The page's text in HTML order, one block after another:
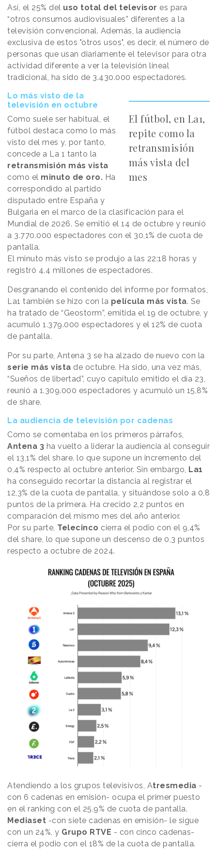
Así, el 25% del uso total del televisor es para
“otros consumos audiovisuales” diferentes a la
televisión convencional. Además, la audiencia
exclusiva de estos "otros usos", es decir, el número de
personas que usan diariamente el televisor para otra
actividad diferente a ver la televisión lineal
tradicional, ha sido de 3.430.000 espectadores.
El fútbol, en La1,
repite como la
retransmisión
más vista del
mes
Lo más visto de la
televisión en octubre
Como suele ser habitual, el
fútbol destaca como lo más
visto del mes y, por tanto,
concede a La 1 tanto la
retransmisión más vista
como el minuto de oro. Ha
correspondido al partido
disputado entre España y
Bulgaria en el marco de la clasificación para el
Mundial de 2026. Se emitió el 14 de octubre y reunió
a 3.770.000 espectadores con el 30,1% de cuota de
pantalla.
El minuto más visto se produjo a las 22:18 horas y
registró 4,4 millones de espectadores.
Desgranando el contenido del informe por formatos,
La1 también se hizo con la película más vista. Se
ha tratado de “Geostorm”, emitida el 19 de octubre, y
acumuló 1.379.000 espectadores y el 12% de cuota
de pantalla.
Por su parte, Antena 3 se ha alzado de nuevo con la
serie más vista de octubre. Ha sido, una vez más,
“Sueños de libertad”, cuyo capítulo emitido el día 23,
reunió a 1.309.000 espectadores y acumuló un 15,8%
de share.
La audiencia de televisión por cadenas
Como se comentaba en los primeros párrafos,
Antena 3 ha vuelto a liderar la audiencia al conseguir
el 13,1% del share. lo que supone un incremento del
0,4% respecto al octubre anterior. Sin embargo, La1
ha conseguido recortar la distancia al registrar el
12,3% de la cuota de pantalla, y situándose solo a 0,8
puntos de la primera. Ha crecido 2,2 puntos en
comparación del mismo mes del año anterior.
Por su parte, Telecinco cierra el podio con el 9,4%
del share, lo que supone un descenso de 0,3 puntos
respecto a octubre de 2024.
Atendiendo a los grupos televisivos, Atresmedia -
con 6 cadenas en emisión- ocupa el primer puesto
en el ranking con el 25,9% de cuota de pantalla.
Mediaset -con siete cadenas en emisión- le sigue
con un 24%, y Grupo RTVE - con cinco cadenas-
cierra el podio con el 18% de la cuota de pantalla.